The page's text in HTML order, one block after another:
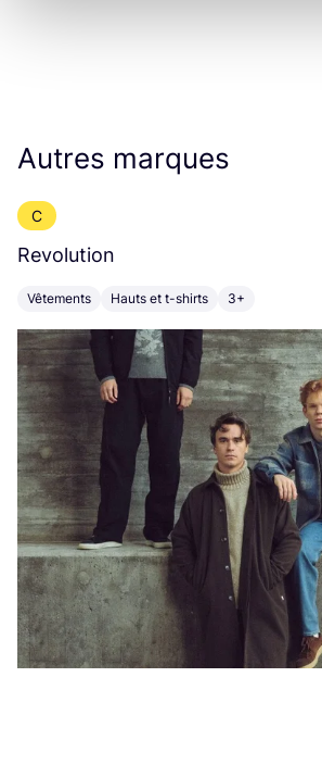
Autres marques
C
Revolution
Vêtements Hauts et t-shirts 3+